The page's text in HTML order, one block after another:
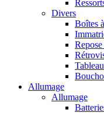
Divers
Boîtes
Allumage
Allumage